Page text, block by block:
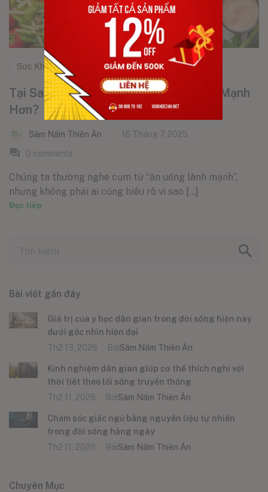
Sức Khỏe & Sắc Đẹp
Tại Sao Ăn Đủ Dinh Dưỡng Giúp Khỏe Mạnh
Hơn?
Sâm Nấm Thiên Ân
16 Tháng 7, 2025
0 comments
Chúng ta thường nghe cụm từ “ăn uống lành mạnh”,
nhưng không phải ai cũng hiểu rõ vì sao [...]
Đọc tiếp
Bài viết gần đây
Giá trị của y học dân gian trong đời sống hiện nay
dưới góc nhìn hiện đại
Th2 13, 2026
BởiSâm Nấm Thiên Ân
Kinh nghiệm dân gian giúp cơ thể thích nghi với
thời tiết theo lối sống truyền thống
Th2 11, 2026
BởiSâm Nấm Thiên Ân
Chăm sóc giấc ngủ bằng nguyên liệu tự nhiên
trong đời sống hằng ngày
Th2 11, 2026
BởiSâm Nấm Thiên Ân
Chuyên Mục